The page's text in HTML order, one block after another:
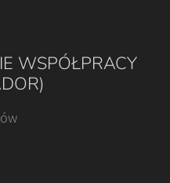
WSPÓŁPRACY